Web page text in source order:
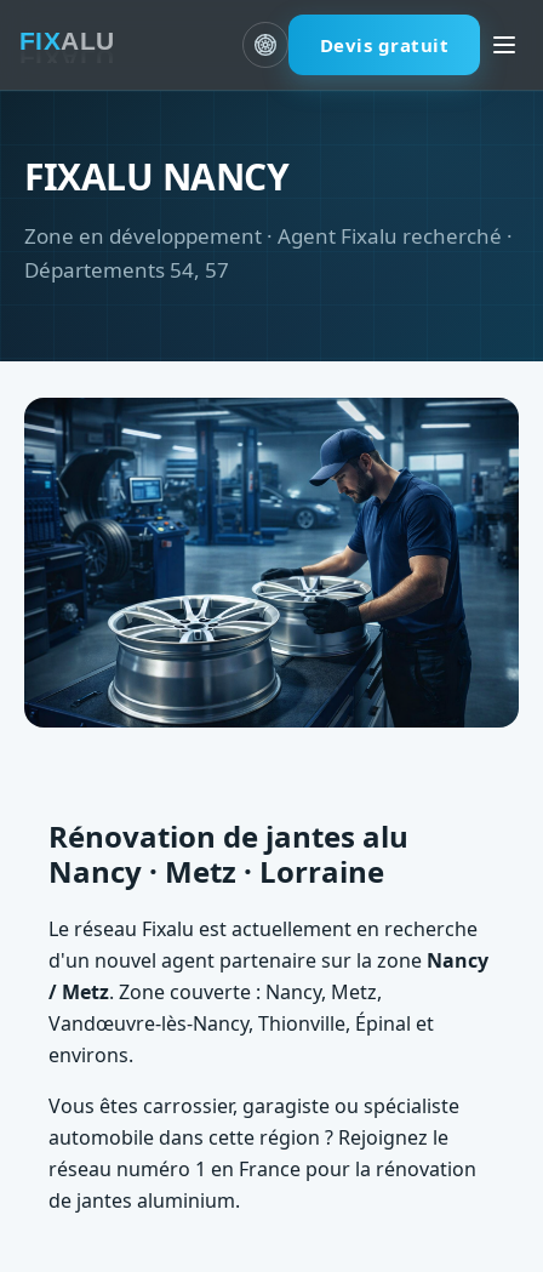
Devis gratuit
FIXALU NANCY
Zone en développement · Agent Fixalu recherché ·
Départements 54, 57
Rénovation de jantes alu
Nancy · Metz · Lorraine
Le réseau Fixalu est actuellement en recherche
d'un nouvel agent partenaire sur la zone Nancy
/ Metz. Zone couverte : Nancy, Metz,
Vandœuvre-lès-Nancy, Thionville, Épinal et
environs.
Vous êtes carrossier, garagiste ou spécialiste
automobile dans cette région ? Rejoignez le
réseau numéro 1 en France pour la rénovation
de jantes aluminium.